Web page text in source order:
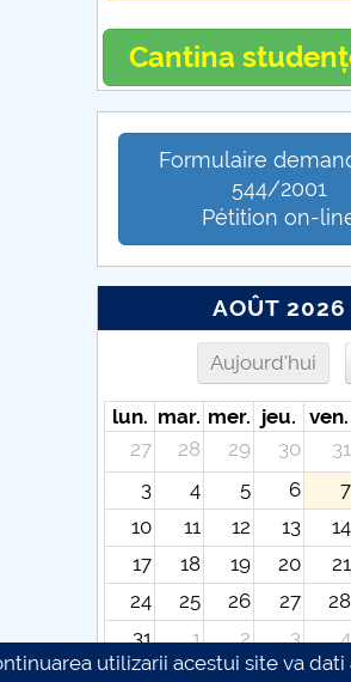
Cantina
Formulaire
544/2001
Pétition on-
AOÛT 2026
Aujourd'hui
lun. mar. mer. jeu. ven.
27
28 29 30 31
3
4 5 6 7
10
11 12 13 14
17
18 19 20 21
24
25 26 27 28
31
1 2 3 4
utilizarii acestui site va